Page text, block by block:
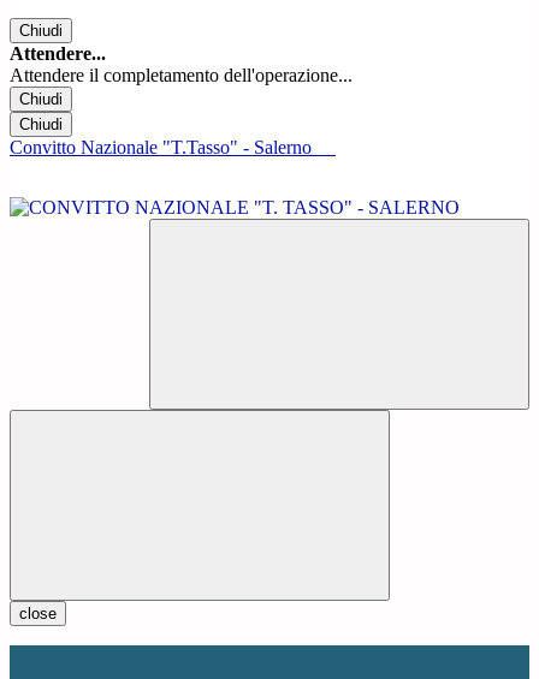
Chiudi
Attendere...
Attendere il completamento dell'operazione...
Chiudi
Chiudi
Convitto Nazionale "T.Tasso" - Salerno
close